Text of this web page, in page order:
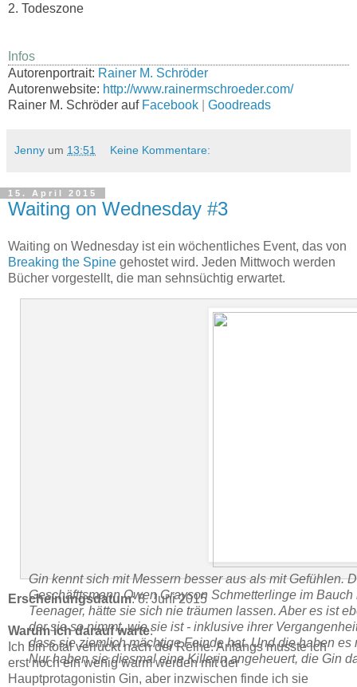
2. Todeszone
Infos
Autorenportrait: Rainer M. Schröder
Autorenwebsite: http://www.rainermschroeder.com/
Rainer M. Schröder auf Facebook Goodreads
Jenny um 13:51 Keine Kommentare:
15. April 2015
Waiting on Wednesday #3
Waiting on Wednesday ist ein wöchentliches Event, das von
Breaking the Spine gehostet wird. Jeden Mittwoch werden
Bücher vorgestellt, die man sehnsüchtig erwartet.
Gin kennt sich mit Messern besser aus als mit Gefühlen.
Geschäfttsmann Owen Grayson Schmetterlinge im
Teenager, hätte sie sich nie träumen lassen. Aber es ist
der sie so nimmt, wie sie ist - inklusive ihrer
dass sie ziemlich mächtige Feinde hat. Und die haben
Nur haben sie diesmal eine Killerin angeheuert, die Gin
Erscheinungsdatum: 8. Juni 2015
Warum ich darauf warte:
Ich bin total verrückt nach der Reihe. Anfangs musste ich
erst noch ein wenig warm werden mit der
Hauptprotagonistin Gin, aber inzwischen finde ich sie